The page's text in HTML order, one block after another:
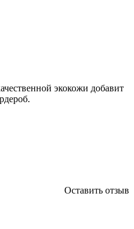
экокожи добавит
Оставить отзыв